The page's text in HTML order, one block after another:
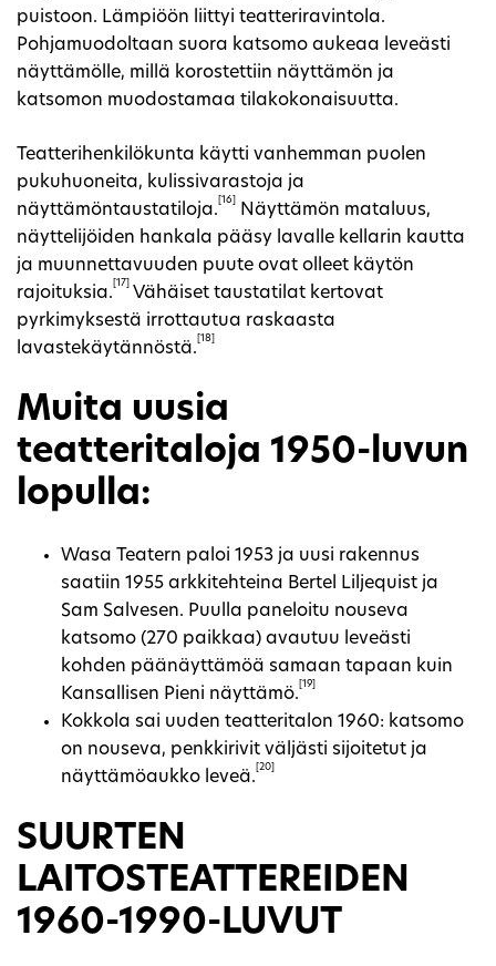
puistoon. Lämpiöön liittyi teatteriravintola.
Pohjamuodoltaan suora katsomo aukeaa leveästi
näyttämölle, millä korostettiin näyttämön ja
katsomon muodostamaa tilakokonaisuutta.
Teatterihenkilökunta käytti vanhemman puolen
pukuhuoneita, kulissivarastoja ja
näyttämöntaustatiloja.
[16]
Näyttämön mataluus,
näyttelijöiden hankala pääsy lavalle kellarin kautta
ja muunnettavuuden puute ovat olleet käytön
rajoituksia.
[17]
Vähäiset taustatilat kertovat
pyrkimyksestä irrottautua raskaasta
lavastekäytännöstä.
[18]
Muita uusia
teatteritaloja 1950-luvun
lopulla:
Wasa Teatern paloi 1953 ja uusi rakennus
saatiin 1955 arkkitehteina Bertel Liljequist ja
Sam Salvesen. Puulla paneloitu nouseva
katsomo (270 paikkaa) avautuu leveästi
kohden päänäyttämöä samaan tapaan kuin
Kansallisen Pieni näyttämö.
[19]
Kokkola sai uuden teatteritalon 1960: katsomo
on nouseva, penkkirivit väljästi sijoitetut ja
näyttämöaukko leveä.
[20]
SUURTEN
LAITOSTEATTEREIDEN
1960-1990-LUVUT